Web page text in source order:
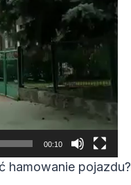
00:10
hamowanie pojazdu?